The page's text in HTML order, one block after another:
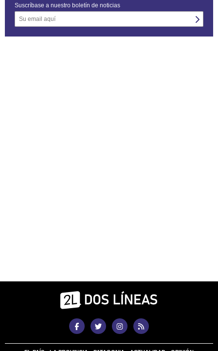
Suscríbase a nuestro boletín de noticias